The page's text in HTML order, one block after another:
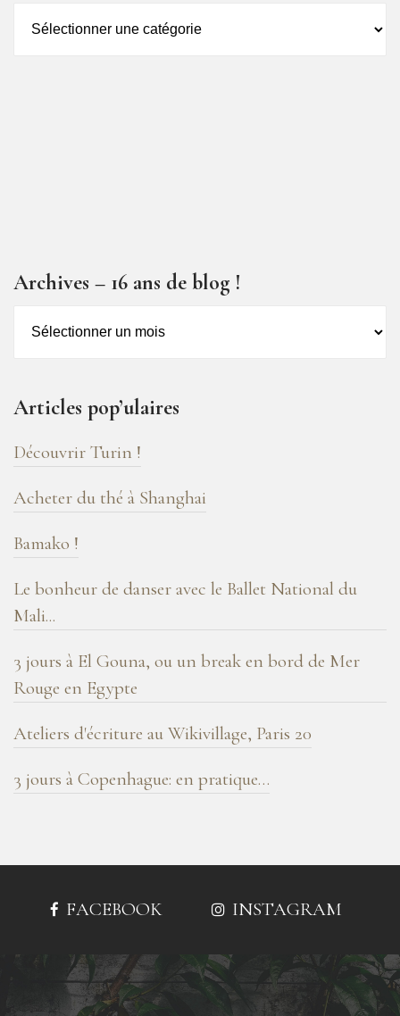
des
Archives – 16 ans de blog !
de
blog
!
Articles pop’ulaires
Découvrir Turin !
Acheter du thé à Shanghai
Bamako !
Le bonheur de danser avec le Ballet National du
Mali...
3 jours à El Gouna, ou un break en bord de Mer
Rouge en Egypte
Ateliers d'écriture au Wikivillage, Paris 20
3 jours à Copenhague: en pratique…
FACEBOOK INSTAGRAM